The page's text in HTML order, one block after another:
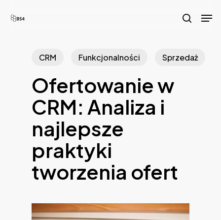
search
CRM Funkcjonalności Sprzedaż
Ofertowanie w
CRM: Analiza i
najlepsze
praktyki
tworzenia ofert